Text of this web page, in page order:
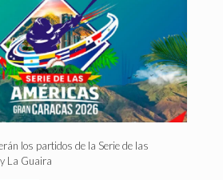
los partidos de la Serie de las
La Guaira